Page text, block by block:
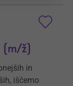
(m/ž)
in
iščemo